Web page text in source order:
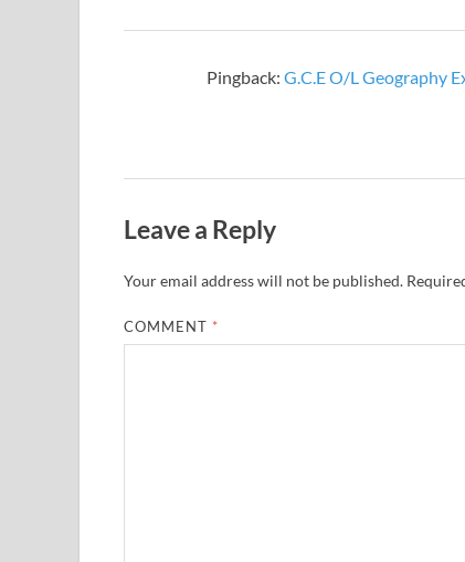
Pingback: G.C.E O/L Geography
Leave a Reply
Your email address will not be published.
COMMENT *